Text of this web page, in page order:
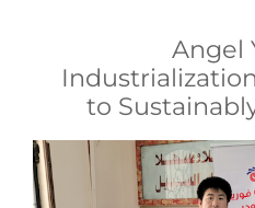
Angel
to